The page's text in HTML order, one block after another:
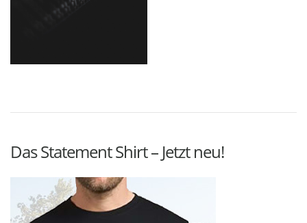
Das Statement Shirt – Jetzt neu!